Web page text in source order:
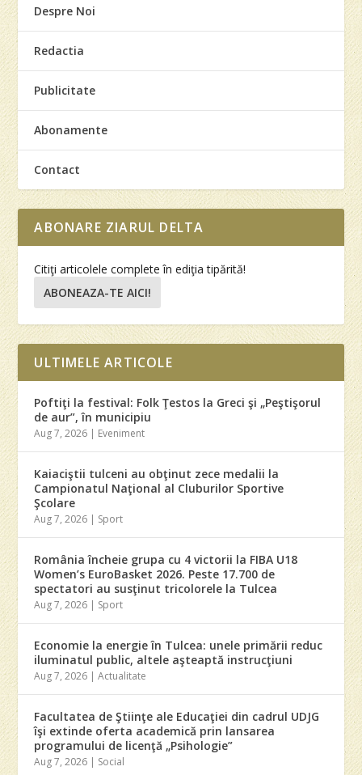
Despre Noi
Redactia
Publicitate
Abonamente
Contact
ABONARE ZIARUL DELTA
Citiţi articolele complete în ediţia tipărită!
ABONEAZA-TE AICI!
ULTIMELE ARTICOLE
Poftiţi la festival: Folk Ţestos la Greci şi „Peştişorul
de aur”, în municipiu
Aug 7, 2026 | Eveniment
Kaiaciştii tulceni au obţinut zece medalii la
Campionatul Naţional al Cluburilor Sportive
Şcolare
Aug 7, 2026 | Sport
România încheie grupa cu 4 victorii la FIBA U18
Women’s EuroBasket 2026. Peste 17.700 de
spectatori au susţinut tricolorele la Tulcea
Aug 7, 2026 | Sport
Economie la energie în Tulcea: unele primării reduc
iluminatul public, altele aşteaptă instrucţiuni
Aug 7, 2026 |Actualitate
Facultatea de Ştiinţe ale Educaţiei din cadrul UDJG
îşi extinde oferta academică prin lansarea
programului de licenţă „Psihologie”
Aug 7, 2026 | Social